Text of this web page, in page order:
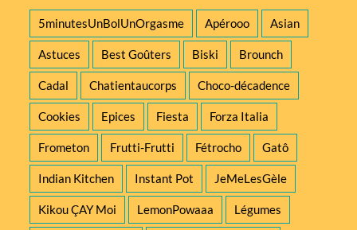
5minutesUnBolUnOrgasme Apérooo Asian
Astuces Best Goûters Biski Brounch
Cadal Chatientaucorps Choco-décadence
Cookies Epices Fiesta Forza Italia
Frometon Frutti-Frutti Fétrocho Gatô
Indian Kitchen Instant Pot JeMeLesGèle
Kikou ÇAY Moi LemonPowaaa Légumes